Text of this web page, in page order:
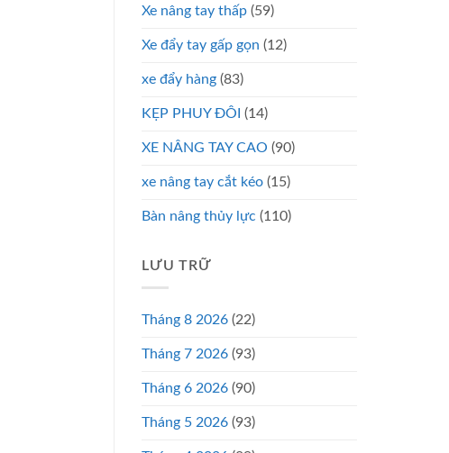
Xe nâng tay thấp (59)
Xe đẩy tay gấp gọn (12)
xe đẩy hàng (83)
KẸP PHUY ĐÔI (14)
XE NÂNG TAY CAO (90)
xe nâng tay cắt kéo (15)
Bàn nâng thủy lực (110)
LƯU TRỮ
Tháng 8 2026 (22)
Tháng 7 2026 (93)
Tháng 6 2026 (90)
Tháng 5 2026 (93)